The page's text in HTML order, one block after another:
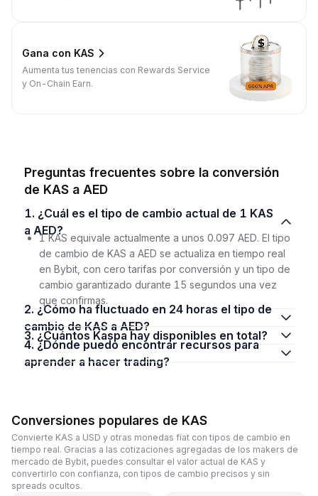
Gana con KAS
Aumenta tus tenencias con Rewards Service
y On-Chain Earn.
Preguntas frecuentes sobre la conversión
de KAS a AED
1. ¿Cuál es el tipo de cambio actual de 1 KAS
a AED?
1 KAS equivale actualmente a unos 0.097 AED. El tipo
de cambio de KAS a AED se actualiza en tiempo real
en Bybit, con cero tarifas por conversión y un tipo de
cambio garantizado durante 15 segundos una vez
que confirmas.
2. ¿Cómo ha fluctuado en 24 horas el tipo de
cambio de KAS a AED?
3. ¿Cuántos Kaspa hay disponibles en total?
4. ¿Dónde puedo encontrar recursos para
aprender a hacer trading?
Conversiones populares de KAS
Convierte KAS a USD y otras monedas fiat con tipos de cambio en
tiempo real. Gracias a las cotizaciones agregadas de los makers de
mercado de Bybit, puedes consultar el valor actual de KAS y
convertirlo con confianza, con tipos de cambio precisos y sin
spreads ocultos.